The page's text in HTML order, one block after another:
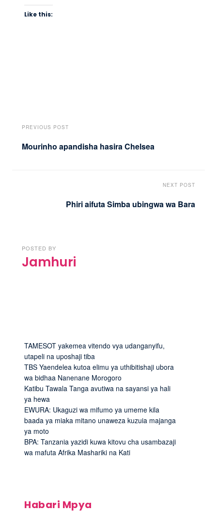
Like this:
PREVIOUS POST
Mourinho apandisha hasira Chelsea
NEXT POST
Phiri aifuta Simba ubingwa wa Bara
POSTED BY
Jamhuri
TAMESOT yakemea vitendo vya udanganyifu,
utapeli na uposhaji tiba
TBS Yaendelea kutoa elimu ya uthibitishaji ubora
wa bidhaa Nanenane Morogoro
Katibu Tawala Tanga avutiwa na sayansi ya hali
ya hewa
EWURA: Ukaguzi wa mifumo ya umeme kila
baada ya miaka mitano unaweza kuzuia majanga
ya moto
BPA: Tanzania yazidi kuwa kitovu cha usambazaji
wa mafuta Afrika Mashariki na Kati
Habari Mpya